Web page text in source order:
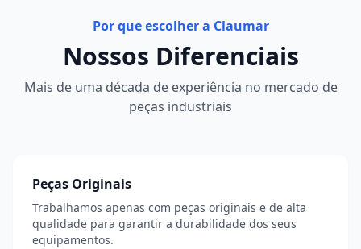
Por que escolher a Claumar
Nossos Diferenciais
Mais de uma década de experiência no mercado de
peças industriais
Peças Originais
Trabalhamos apenas com peças originais e de alta
qualidade para garantir a durabilidade dos seus
equipamentos.